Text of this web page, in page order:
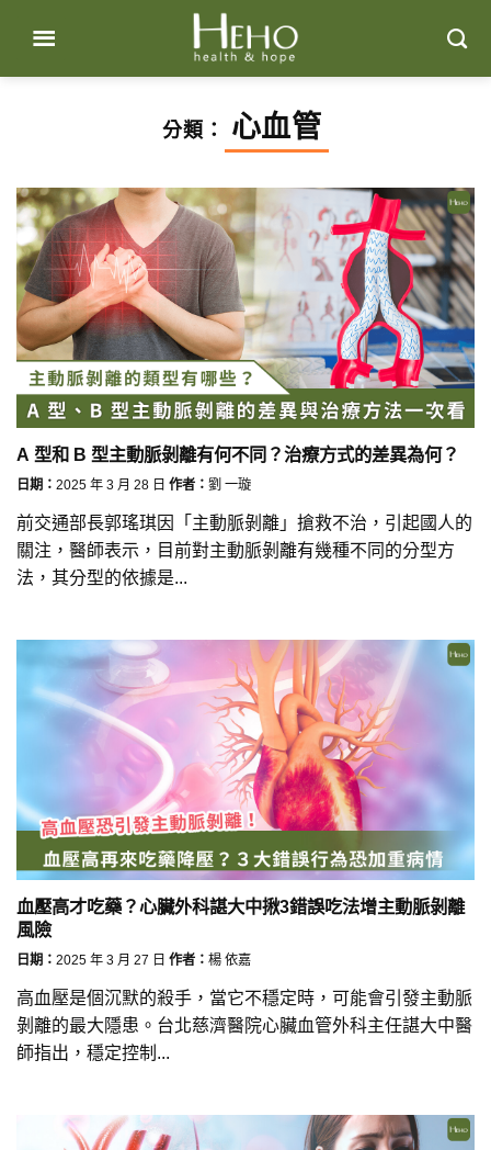
content
分類： 心血管
A 型和 B 型主動脈剝離有何不同？治療方式的差異為何？
日期： 2025 年 3 月 28 日 作者： 劉 一璇
前交通部長郭瑤琪因「主動脈剝離」搶救不治，引起國人的
關注，醫師表示，目前對主動脈剝離有幾種不同的分型方
法，其分型的依據是...
血壓高才吃藥？心臟外科諶大中揪3錯誤吃法增主動脈剝離
風險
日期： 2025 年 3 月 27 日 作者： 楊 依嘉
高血壓是個沉默的殺手，當它不穩定時，可能會引發主動脈
剝離的最大隱患。台北慈濟醫院心臟血管外科主任諶大中醫
師指出，穩定控制...